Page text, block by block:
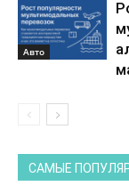
Авто
САМЫЕ